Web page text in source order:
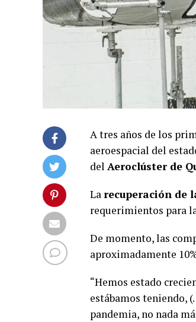
A tres años de los
aeroespacial del
del Aeroclúster de
Larecuperación de
requerimientos para
De momento, las
aproximadamente
“Hemos estado
estábamos teniendo,
pandemia, no nada